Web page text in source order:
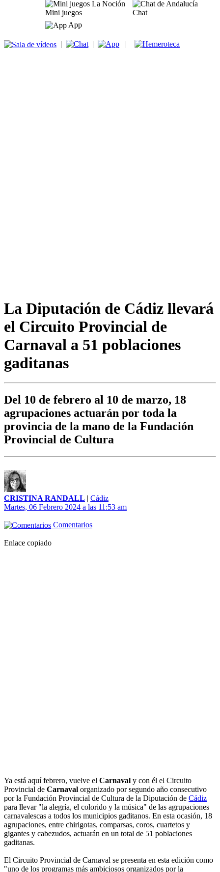
Mini juegos
Chat
App
| | |
La Diputación de Cádiz llevará
el Circuito Provincial de
Carnaval a 51 poblaciones
gaditanas
Del 10 de febrero al 10 de marzo, 18
agrupaciones actuarán por toda la
provincia de la mano de la Fundación
Provincial de Cultura
CRISTINA RANDALL | Cádiz
Martes, 06 Febrero 2024 a las 11:53 am
Comentarios
Enlace copiado
Ya está aquí febrero, vuelve el Carnaval y con él el Circuito
Provincial de Carnaval organizado por segundo año consecutivo
por la Fundación Provincial de Cultura de la Diputación de Cádiz
para llevar "la alegría, el colorido y la música" de las agrupaciones
carnavalescas a todos los municipios gaditanos. En esta ocasión, 18
agrupaciones, entre chirigotas, comparsas, coros, cuartetos y
gigantes y cabezudos, actuarán en un total de 51 poblaciones
gaditanas.
El Circuito Provincial de Carnaval se presenta en esta edición como
"uno de los programas más ambiciosos organizados por la